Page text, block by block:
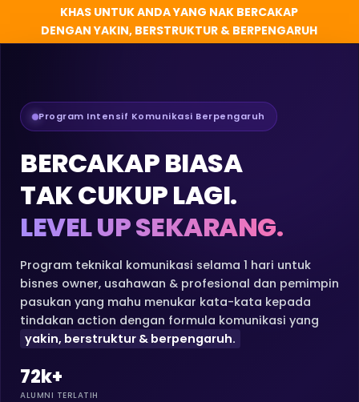
KHAS UNTUK ANDA YANG NAK BERCAKAP
DENGAN YAKIN, BERSTRUKTUR & BERPENGARUH
Program Intensif Komunikasi Berpengaruh
BERCAKAP BIASA
TAK CUKUP LAGI.
LEVEL UP SEKARANG.
Program teknikal komunikasi selama 1 hari untuk
bisnes owner, usahawan & profesional dan pemimpin
pasukan yang mahu menukar kata-kata kepada
tindakan action dengan formula komunikasi yang
yakin, berstruktur & berpengaruh.
72k+
ALUMNI TERLATIH